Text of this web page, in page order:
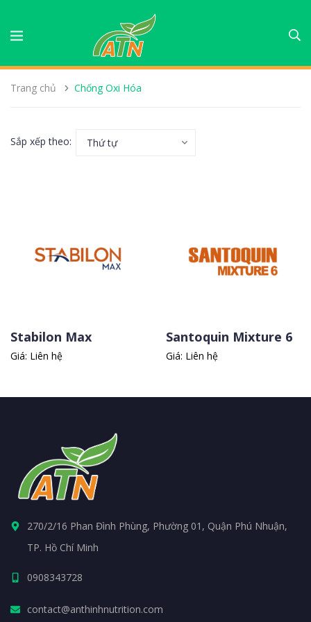
Trang chủ Chống Oxi Hóa
Sắp xếp theo: Thứ tự
Stabilon Max
Giá: Liên hệ
Santoquin Mixture 6
Giá: Liên hệ
270/2/16 Phan Đình Phùng, Phường 01, Quận Phú Nhuận,
TP. Hồ Chí Minh
0908343728
contact@anthinhnutrition.com